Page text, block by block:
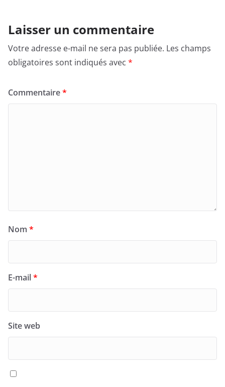
Laisser un commentaire
Votre adresse e-mail ne sera pas publiée. Les champs
obligatoires sont indiqués avec *
Commentaire*
Nom *
E-mail*
Site web